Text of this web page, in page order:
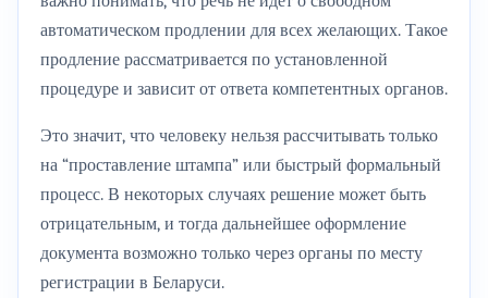
автоматическом продлении для всех желающих. Такое
продление рассматривается по установленной
процедуре и зависит от ответа компетентных органов.
Это значит, что человеку нельзя рассчитывать только
на “проставление штампа” или быстрый формальный
процесс. В некоторых случаях решение может быть
отрицательным, и тогда дальнейшее оформление
документа возможно только через органы по месту
регистрации в Беларуси.